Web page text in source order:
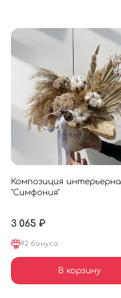
Композиция
"Симфония"
3 065 ₽
92 бонуса
В корзину